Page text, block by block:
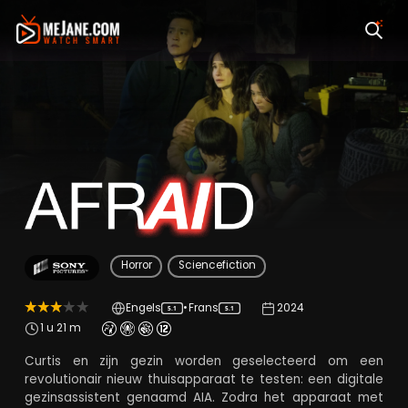
AfrAId
Horror Sciencefiction
Engels 5.1 •Frans 5.1
2024
1 u 21 m
Curtis en zijn gezin worden geselecteerd om een
revolutionair nieuw thuisapparaat te testen: een digitale
gezinsassistent genaamd AIA. Zodra het apparaat met